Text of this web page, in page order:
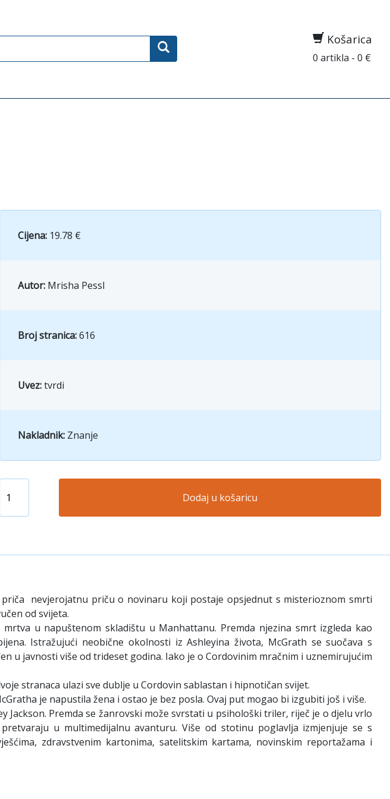
Košarica
0 artikla - 0 €
Cijena: 19.78 €
Autor: Mrisha Pessl
Broj stranica:616
Uvez:tvrdi
Nakladnik: Znanje
Dodaj u košaricu
priča nevjerojatnu priču o novinaru koji postaje opsjednut s misterioznom smrti
od svijeta.
u napuštenom skladištu u Manhattanu. Premda njezina smrt izgleda kao
Istražujući neobične okolnosti iz Ashleyina života, McGrath se suočava s
u javnosti više od trideset godina. Iako je o Cordovinim mračnim i uznemirujućim
stranaca ulazi sve dublje u Cordovin sablastan i hipnotičan svijet.
je napustila žena i ostao je bez posla. Ovaj put mogao bi izgubiti još i više.
Premda se žanrovski može svrstati u psihološki triler, riječ je o djelu vrlo
u multimedijalnu avanturu. Više od stotinu poglavlja izmjenjuje se s
zdravstvenim kartonima, satelitskim kartama, novinskim reportažama i